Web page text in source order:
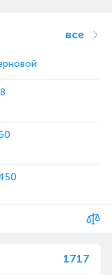
все
1717